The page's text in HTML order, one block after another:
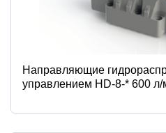
Направляющие
управлением HD-8-* 600